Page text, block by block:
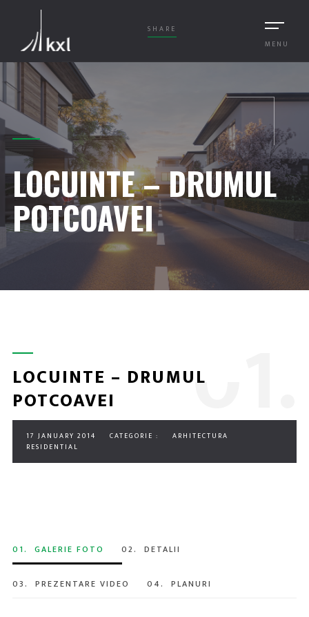
MENU
SHARE
LOCUINTE – DRUMUL
POTCOAVEI
LOCUINTE – DRUMUL
POTCOAVEI
17 JANUARY 2014 CATEGORIE :
ARHITECTURA
RESIDENTIAL
01. GALERIE FOTO 02. DETALII
03. PREZENTARE VIDEO 04. PLANURI
01.